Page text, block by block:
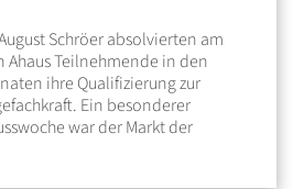
Schröer absolvierten am
Ahaus Teilnehmende in den
ihre Qualifizierung zur
Ein besonderer
war der Markt der